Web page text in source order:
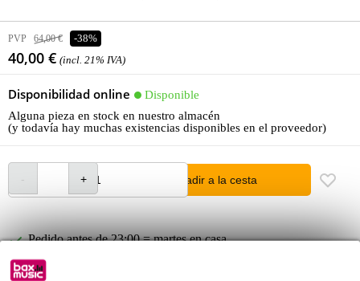
PVP 64,00 € -38%
40,00 € (incl. 21% IVA)
Disponibilidad online
Disponible
Alguna pieza en stock en nuestro almacén
(y todavía hay muchas existencias disponibles en el proveedor)
añadir a la cesta
Pedido antes de 23:00 = martes en casa
Más de 48.000 artículos en stock